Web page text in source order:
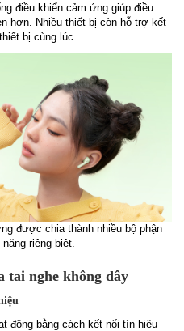
điều khiển cảm ứng giúp điều
hơn. Nhiều thiết bị còn hỗ trợ kết
bị cùng lúc.
được chia thành nhiều bộ phận
riêng biệt.
tai nghe không dây
động bằng cách kết nối tín hiệu